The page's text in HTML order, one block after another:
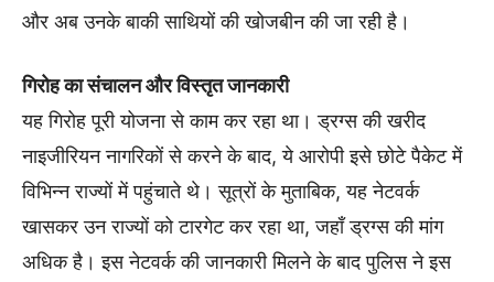
और अब उनके बाकी साथियों की खोजबीन की जा रही है।
गिरोह का संचालन और विस्तृत जानकारी
यह गिरोह पूरी योजना से काम कर रहा था। ड्रग्स की खरीद
नाइजीरियन नागरिकों से करने के बाद, ये आरोपी इसे छोटे पैकेट में
विभिन्न राज्यों में पहुंचाते थे। सूत्रों के मुताबिक, यह नेटवर्क
खासकर उन राज्यों को टारगेट कर रहा था, जहाँ ड्रग्स की मांग
अधिक है। इस नेटवर्क की जानकारी मिलने के बाद पुलिस ने इस